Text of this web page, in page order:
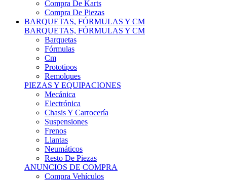
BARQUETAS, FÓRMULAS Y CM
BARQUETAS, FÓRMULAS Y CM
Barquetas
Fórmulas
Cm
Prototipos
Remolques
PIEZAS Y EQUIPACIONES
Mecánica
Electrónica
Chasis Y Carrocería
Suspensiones
Frenos
Llantas
Neumáticos
Resto De Piezas
ANUNCIOS DE COMPRA
Compra Vehículos
Compra De Piezas